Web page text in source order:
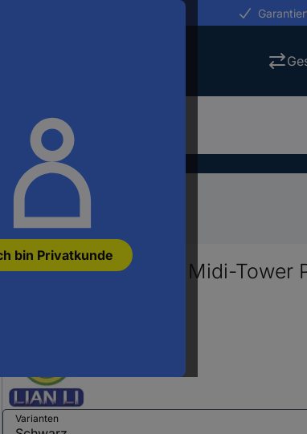
bin Privatkunde
PC-Gehäuse
RGB - schwarz Midi-Tower
Varianten